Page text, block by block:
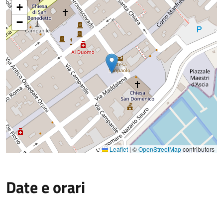
+
−
Leaflet | ©OpenStreetMapcontributors
Date e orari